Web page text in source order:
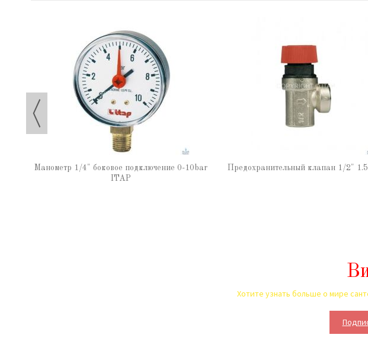
Манометр 1/4" боковое подключение 0-10bar
ITAP
Предохранительный клапан 1/2"
Хотите узнать больше о мире